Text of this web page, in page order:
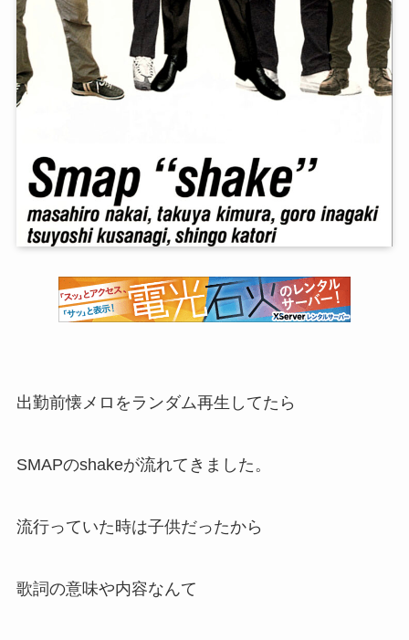
出勤前懐メロをランダム再生してたら
SMAPのshakeが流れてきました。
流行っていた時は子供だったから
歌詞の意味や内容なんて